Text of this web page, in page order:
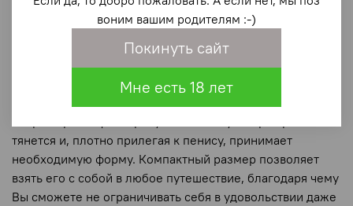
Это не то, чего следует стесняться или стыдиться. Tenga
Egg Party выполнен из мягкого и эластичного
тянется и, плотно прилегая к пенису, принимает
необходимую форму. Компактный размер позволяет
взять его с собой в любое путешествие, благодаря чему
Вы сможете не ограничивать себя в удовольствии даже
воним вашим родителям :-)
Покинуть сайт
Мне есть 18 лет